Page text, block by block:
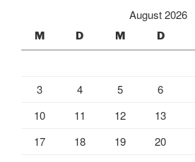
August 2026
M D M D
3
4 5 6
10
11 12 13
17
18 19 20